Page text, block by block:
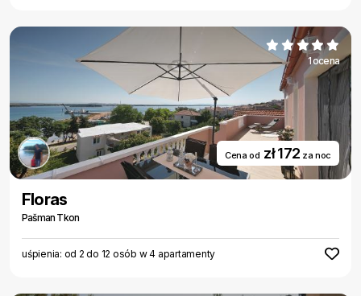
1 ocena
Cena od zł 172 za noc
Floras
Pašman Tkon
uśpienia: od 2 do 12 osób w 4 apartamenty